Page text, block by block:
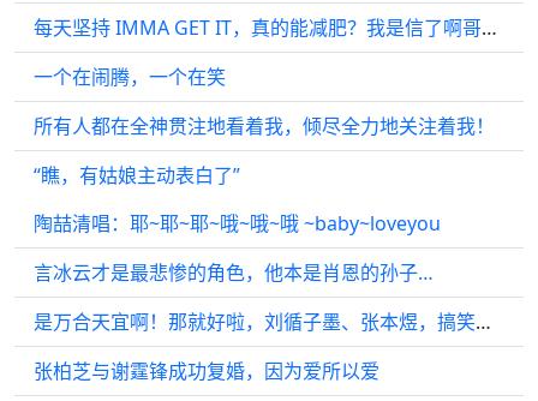
每天坚持 IMMA GET IT，真的能减肥？我是信了啊哥理想型檀健次跳舞
一个在闹腾，一个在笑
所有人都在全神贯注地看着我，倾尽全力地关注着我！
“瞧，有姑娘主动表白了”
陶喆清唱：耶~耶~耶~哦~哦~哦 ~baby~loveyou
言冰云才是最悲惨的角色，他本是肖恩的孙子…
是万合天宜啊！那就好啦，刘循子墨、张本煜，搞笑不断
张柏芝与谢霆锋成功复婚，因为爱所以爱